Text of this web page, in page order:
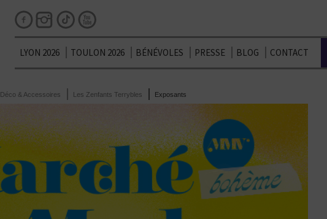
LYON 2026 TOULON 2026 BÉNÉVOLES PRESSE BLOG CONTACT
Déco & Accessoires Les Zenfants Terrybles Exposants